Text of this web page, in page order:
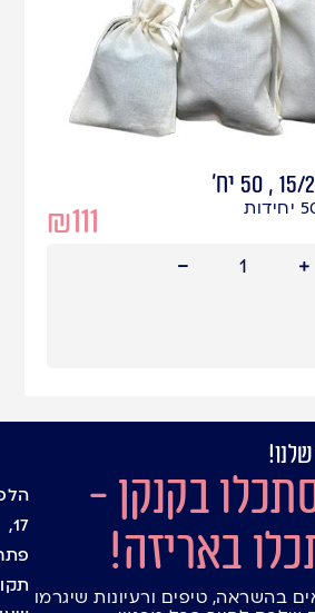
₪111
בקנקן -
באריזה!
בהשראה, טיפים ורעיונות שיגרמו
בלוג
חנות
קשר
17,